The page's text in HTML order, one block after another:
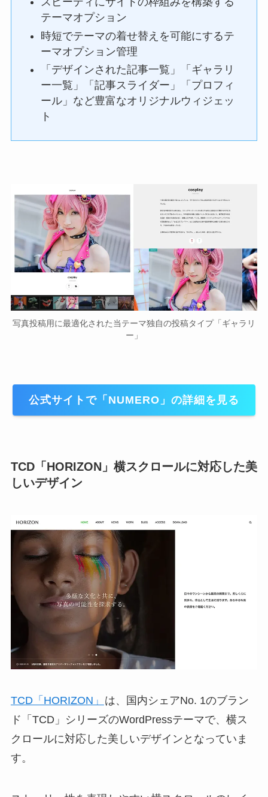
テーマオプション
時短でテーマの着せ替えを可能にするテ
ーマオプション管理
「デザインされた記事一覧」「ギャラリ
ー一覧」「記事スライダー」「プロフィ
ール」など豊富なオリジナルウィジェッ
ト
写真投稿用に最適化された当テーマ独自の投稿タイプ「ギャラリ
ー」
公式サイトで「NUMERO」の詳細を見る
TCD「HORIZON」 横スクロールに対応した美
しいデザイン
TCD「HORIZON」 は、国内シェアNo. 1のブラン
ド「TCD」シリーズのWordPressテーマで、横ス
クロールに対応した美しいデザインとなっていま
す。